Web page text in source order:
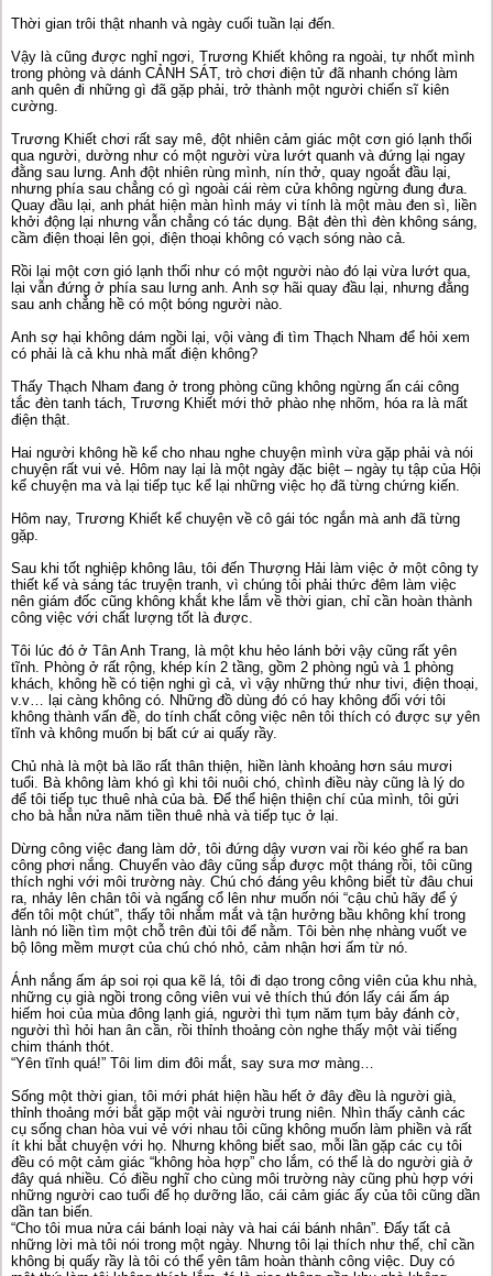
Thời gian trôi thật nhanh và ngày cuối tuần lại đến.
Vậy là cũng được nghỉ ngơi, Trương Khiết không ra ngoài, tự nhốt mình
trong phòng và dánh CẢNH SÁT, trò chơi điện tử đã nhanh chóng làm
anh quên đi những gì đã gặp phải, trở thành một người chiến sĩ kiên
cường.
Trương Khiết chơi rất say mê, đột nhiên cảm giác một cơn gió lạnh thổi
qua người, dường như có một người vừa lướt quanh và đứng lại ngay
đằng sau lưng. Anh đột nhiên rùng mình, nín thở, quay ngoắt đầu lại,
nhưng phía sau chẳng có gì ngoài cái rèm cửa không ngừng đung đưa.
Quay đầu lại, anh phát hiện màn hình máy vi tính là một màu đen sì, liền
khởi động lại nhưng vẫn chẳng có tác dụng. Bật đèn thì đèn không sáng,
cầm điện thoại lên gọi, điện thoại không có vạch sóng nào cả.
Rồi lại một cơn gió lạnh thổi như có một người nào đó lại vừa lướt qua,
lại vẫn đứng ở phía sau lưng anh. Anh sợ hãi quay đầu lại, nhưng đằng
sau anh chẳng hề có một bóng người nào.
Anh sợ hại không dám ngồi lại, vội vàng đi tìm Thạch Nham để hỏi xem
có phải là cả khu nhà mất điện không?
Thấy Thạch Nham đang ở trong phòng cũng không ngừng ấn cái công
tắc đèn tanh tách, Trương Khiết mới thở phào nhẹ nhõm, hóa ra là mất
điện thật.
Hai người không hề kể cho nhau nghe chuyện mình vừa gặp phải và nói
chuyện rất vui vẻ. Hôm nay lại là một ngày đặc biệt – ngày tụ tập của Hội
kể chuyện ma và lại tiếp tục kể lại những việc họ đã từng chứng kiến.
Hôm nay, Trương Khiết kể chuyện về cô gái tóc ngắn mà anh đã từng
gặp.
Sau khi tốt nghiệp không lâu, tôi đến Thượng Hải làm việc ở một công ty
thiết kế và sáng tác truyện tranh, vì chúng tôi phải thức đêm làm việc
nên giám đốc cũng không khắt khe lắm về thời gian, chỉ cần hoàn thành
công việc với chất lượng tốt là được.
Tôi lúc đó ở Tân Anh Trang, là một khu hẻo lánh bởi vậy cũng rất yên
tĩnh. Phòng ở rất rộng, khép kín 2 tầng, gồm 2 phòng ngủ và 1 phòng
khách, không hề có tiện nghi gì cả, vì vậy những thứ như tivi, điện thoại,
v.v… lại càng không có. Những đồ dùng đó có hay không đối với tôi
không thành vấn đề, do tính chất công việc nên tôi thích có được sự yên
tĩnh và không muốn bị bất cứ ai quấy rầy.
Chủ nhà là một bà lão rất thân thiện, hiền lành khoảng hơn sáu mươi
tuổi. Bà không làm khó gì khi tôi nuôi chó, chình điều này cũng là lý do
để tôi tiếp tục thuê nhà của bà. Để thể hiện thiện chí của mình, tôi gửi
cho bà hẳn nửa năm tiền thuê nhà và tiếp tục ở lại.
Dừng công việc đang làm dở, tôi đứng dậy vươn vai rồi kéo ghế ra ban
công phơi nắng. Chuyển vào đây cũng sắp được một tháng rồi, tôi cũng
thích nghi với môi trường này. Chú chó đáng yêu không biết từ đâu chui
ra, nhảy lên chân tôi và ngẩng cổ lên như muốn nói “cậu chủ hãy để ý
đến tôi một chút”, thấy tôi nhắm mắt và tận hưởng bầu không khí trong
lành nó liền tìm một chỗ trên đùi tôi để nằm. Tôi bèn nhẹ nhàng vuốt ve
bộ lông mềm mượt của chú chó nhỏ, cảm nhận hơi ấm từ nó.
Ánh nắng ấm áp soi rọi qua kẽ lá, tôi đi dạo trong công viên của khu nhà,
những cụ già ngồi trong công viên vui vẻ thích thú đón lấy cái ấm áp
hiếm hoi của mùa đông lạnh giá, người thì tụm năm tụm bảy đánh cờ,
người thì hỏi han ân cần, rồi thỉnh thoảng còn nghe thấy một vài tiếng
chim thánh thót.
“Yên tĩnh quá!” Tôi lim dim đôi mắt, say sưa mơ màng…
Sống một thời gian, tôi mới phát hiện hầu hết ở đây đều là người già,
thỉnh thoảng mới bắt gặp một vài người trung niên. Nhìn thấy cảnh các
cụ sống chan hòa vui vẻ với nhau tôi cũng không muốn làm phiền và rất
ít khi bắt chuyện với họ. Nhưng không biết sao, mỗi lần gặp các cụ tôi
đều có một cảm giác “không hòa hợp” cho lắm, có thể là do người già ở
đây quá nhiều. Có điều nghĩ cho cùng môi trường này cũng phù hợp với
những người cao tuổi để họ dưỡng lão, cái cảm giác ấy của tôi cũng dần
dần tan biến.
“Cho tôi mua nửa cái bánh loại này và hai cái bánh nhân”. Đấy tất cả
những lời mà tôi nói trong một ngày. Nhưng tôi lại thích như thế, chỉ cần
không bị quấy rầy là tôi có thể yên tâm hoàn thành công việc. Duy có